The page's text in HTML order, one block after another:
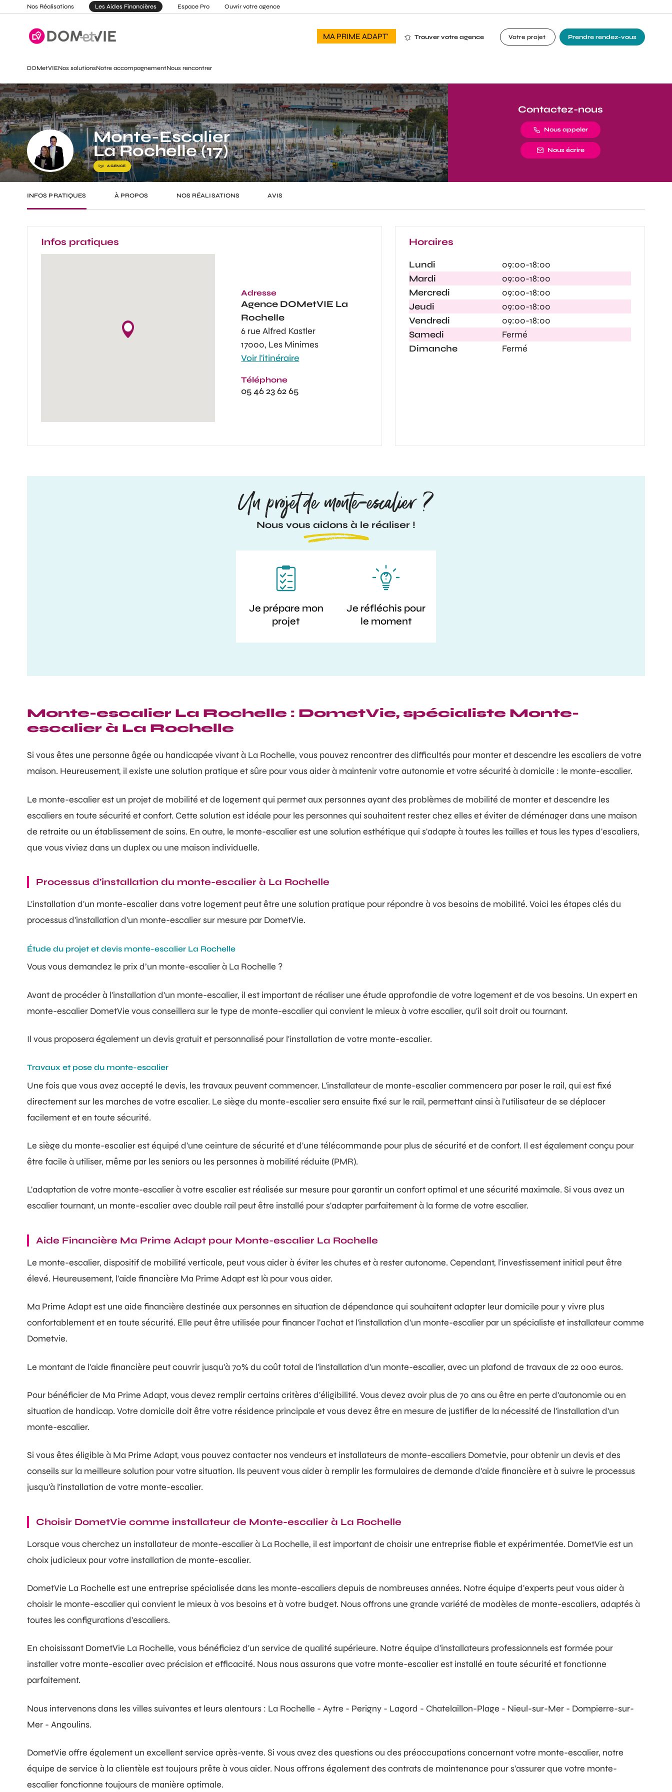
Nos Réalisations Les Aides Financières Espace Pro Ouvrir votre agence
MA PRIME ADAPT' Trouver votre agence Votre projet Prendre rendez-vous
DOMetVIENos solutionsNotre accompagnementNous rencontrer
Monte-Escalier
La Rochelle (17)
AGENCE
Contactez-nous
Nous appeler
Nous écrire
INFOS PRATIQUES À PROPOS NOS RÉALISATIONS AVIS
Infos pratiques
Adresse
Agence DOMetVIE La
Rochelle
6 rue Alfred Kastler
17000, Les Minimes
Voir l'itinéraire
Téléphone
05 46 23 62 65​
Horaires
Lundi
09:00-18:00
Mardi
09:00-18:00
Mercredi
09:00-18:00
Jeudi
09:00-18:00
Vendredi
09:00-18:00
Samedi
Fermé
Dimanche
Fermé
Un projet de monte-escalier ?
Nous vous aidons à le réaliser !
Je prépare mon
projet
Je réfléchis pour
le moment
Monte-escalier La Rochelle : DometVie, spécialiste Monte-
escalier à La Rochelle
Si vous êtes une personne âgée ou handicapée vivant à La Rochelle, vous pouvez rencontrer des difficultés pour monter et descendre les escaliers de votre
maison. Heureusement, il existe une solution pratique et sûre pour vous aider à maintenir votre autonomie et votre sécurité à domicile : le monte-escalier.
Le monte-escalier est un projet de mobilité et de logement qui permet aux personnes ayant des problèmes de mobilité de monter et descendre les
escaliers en toute sécurité et confort. Cette solution est idéale pour les personnes qui souhaitent rester chez elles et éviter de déménager dans une maison
de retraite ou un établissement de soins. En outre, le monte-escalier est une solution esthétique qui s'adapte à toutes les tailles et tous les types d'escaliers,
que vous viviez dans un duplex ou une maison individuelle.
Processus d'installation du monte-escalier à La Rochelle
L'installation d'un monte-escalier dans votre logement peut être une solution pratique pour répondre à vos besoins de mobilité. Voici les étapes clés du
processus d'installation d'un monte-escalier sur mesure par DometVie.
Étude du projet et devis monte-escalier La Rochelle
Vous vous demandez le prix d’un monte-escalier à La Rochelle ?
Avant de procéder à l'installation d'un monte-escalier, il est important de réaliser une étude approfondie de votre logement et de vos besoins. Un expert en
monte-escalier DometVie vous conseillera sur le type de monte-escalier qui convient le mieux à votre escalier, qu'il soit droit ou tournant.
Il vous proposera également un devis gratuit et personnalisé pour l'installation de votre monte-escalier.
Travaux et pose du monte-escalier
Une fois que vous avez accepté le devis, les travaux peuvent commencer. L'installateur de monte-escalier commencera par poser le rail, qui est fixé
directement sur les marches de votre escalier. Le siège du monte-escalier sera ensuite fixé sur le rail, permettant ainsi à l'utilisateur de se déplacer
facilement et en toute sécurité.
Le siège du monte-escalier est équipé d'une ceinture de sécurité et d'une télécommande pour plus de sécurité et de confort. Il est également conçu pour
être facile à utiliser, même par les seniors ou les personnes à mobilité réduite (PMR).
L'adaptation de votre monte-escalier à votre escalier est réalisée sur mesure pour garantir un confort optimal et une sécurité maximale. Si vous avez un
escalier tournant, un monte-escalier avec double rail peut être installé pour s'adapter parfaitement à la forme de votre escalier.
Aide Financière Ma Prime Adapt pour Monte-escalier La Rochelle
Le monte-escalier, dispositif de mobilité verticale, peut vous aider à éviter les chutes et à rester autonome. Cependant, l'investissement initial peut être
élevé. Heureusement, l'aide financière Ma Prime Adapt est là pour vous aider.
Ma Prime Adapt est une aide financière destinée aux personnes en situation de dépendance qui souhaitent adapter leur domicile pour y vivre plus
confortablement et en toute sécurité. Elle peut être utilisée pour financer l'achat et l'installation d'un monte-escalier par un spécialiste et installateur comme
Dometvie.
Le montant de l'aide financière peut couvrir jusqu'à 70% du coût total de l'installation d'un monte-escalier, avec un plafond de travaux de 22 000 euros.
Pour bénéficier de Ma Prime Adapt, vous devez remplir certains critères d'éligibilité. Vous devez avoir plus de 70 ans ou être en perte d'autonomie ou en
situation de handicap. Votre domicile doit être votre résidence principale et vous devez être en mesure de justifier de la nécessité de l'installation d'un
monte-escalier.
Si vous êtes éligible à Ma Prime Adapt, vous pouvez contacter nos vendeurs et installateurs de monte-escaliers Dometvie, pour obtenir un devis et des
conseils sur la meilleure solution pour votre situation. Ils peuvent vous aider à remplir les formulaires de demande d'aide financière et à suivre le processus
jusqu'à l'installation de votre monte-escalier.
Choisir DometVie comme installateur de Monte-escalier à La Rochelle
Lorsque vous cherchez un installateur de monte-escalier à La Rochelle, il est important de choisir une entreprise fiable et expérimentée. DometVie est un
choix judicieux pour votre installation de monte-escalier.
DometVie La Rochelle est une entreprise spécialisée dans les monte-escaliers depuis de nombreuses années. Notre équipe d'experts peut vous aider à
choisir le monte-escalier qui convient le mieux à vos besoins et à votre budget. Nous offrons une grande variété de modèles de monte-escaliers, adaptés à
toutes les configurations d'escaliers.
En choisissant DometVie La Rochelle, vous bénéficiez d'un service de qualité supérieure. Notre équipe d'installateurs professionnels est formée pour
installer votre monte-escalier avec précision et efficacité. Nous nous assurons que votre monte-escalier est installé en toute sécurité et fonctionne
parfaitement.
Nous intervenons dans les villes suivantes et leurs alentours : La Rochelle - Aytre - Perigny - Lagord - Chatelaillon-Plage - Nieul-sur-Mer - Dompierre-sur-
Mer - Angoulins.
DometVie offre également un excellent service après-vente. Si vous avez des questions ou des préoccupations concernant votre monte-escalier, notre
équipe de service à la clientèle est toujours prête à vous aider. Nous offrons également des contrats de maintenance pour s'assurer que votre monte-
escalier fonctionne toujours de manière optimale.